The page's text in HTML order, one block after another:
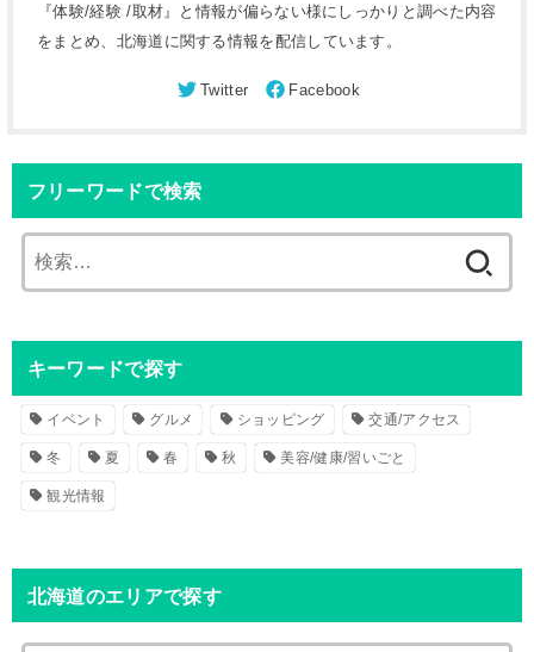
『体験/経験 /取材』と情報が偏らない様にしっかりと調べた内容
をまとめ、北海道に関する情報を配信しています。
フリーワードで検索
索
キーワードで探す
イベント グルメ ショッピング 交通/アクセス
冬 夏 春 秋 美容/健康/習いごと
観光情報
北海道のエリアで探す